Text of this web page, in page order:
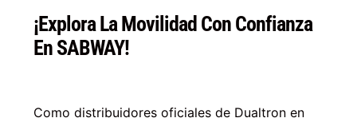
¡Explora La Movilidad Con Confianza
En SABWAY!
Como distribuidores oficiales de Dualtron en